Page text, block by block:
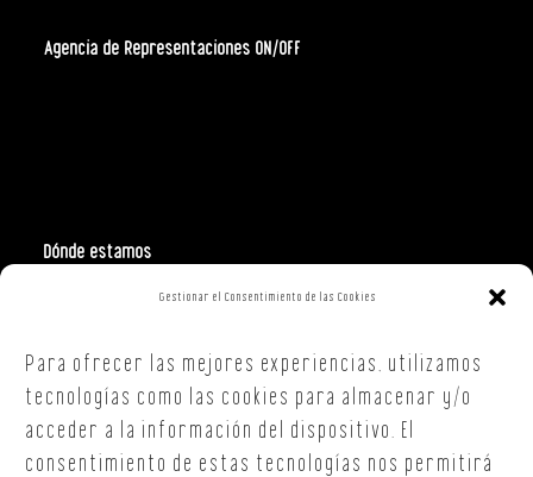
Gestionar el Consentimiento de las Cookies
Para ofrecer las mejores experiencias, utilizamos
tecnologías como las cookies para almacenar y/o
acceder a la información del dispositivo. El
consentimiento de estas tecnologías nos permitirá
Agencia de Representaciones ON/OFF
Dónde estamos
Polign. Ind. Costa Vella
15707, Santiago de Compostela
A Coruña
T. +34 654 30 90 36